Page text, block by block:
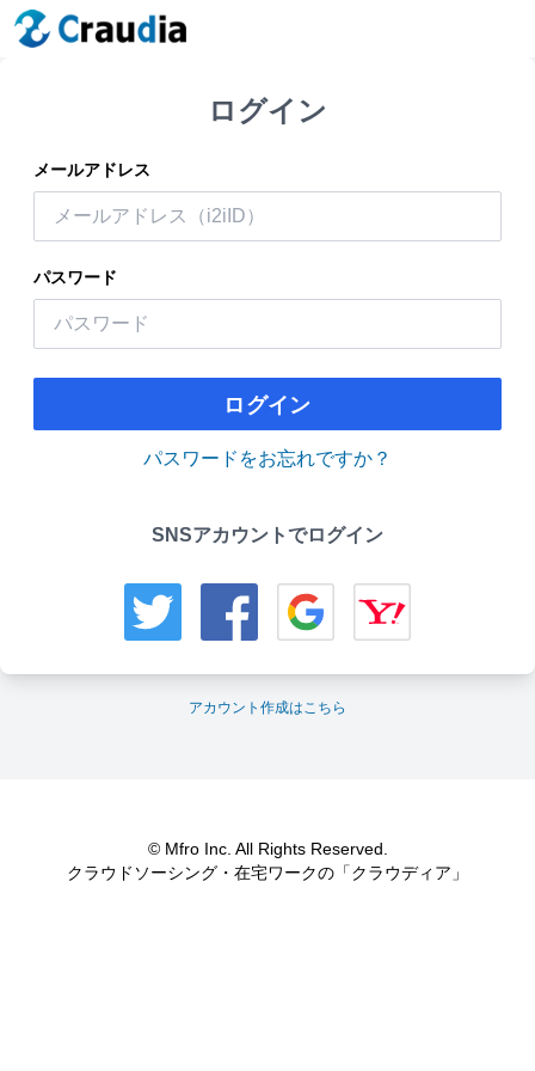
ログイン
メールアドレス
パスワード
ログイン
パスワードをお忘れですか？
SNSアカウントでログイン
アカウント作成はこちら
© Mfro Inc. All Rights Reserved.
クラウドソーシング・在宅ワークの「クラウディア」